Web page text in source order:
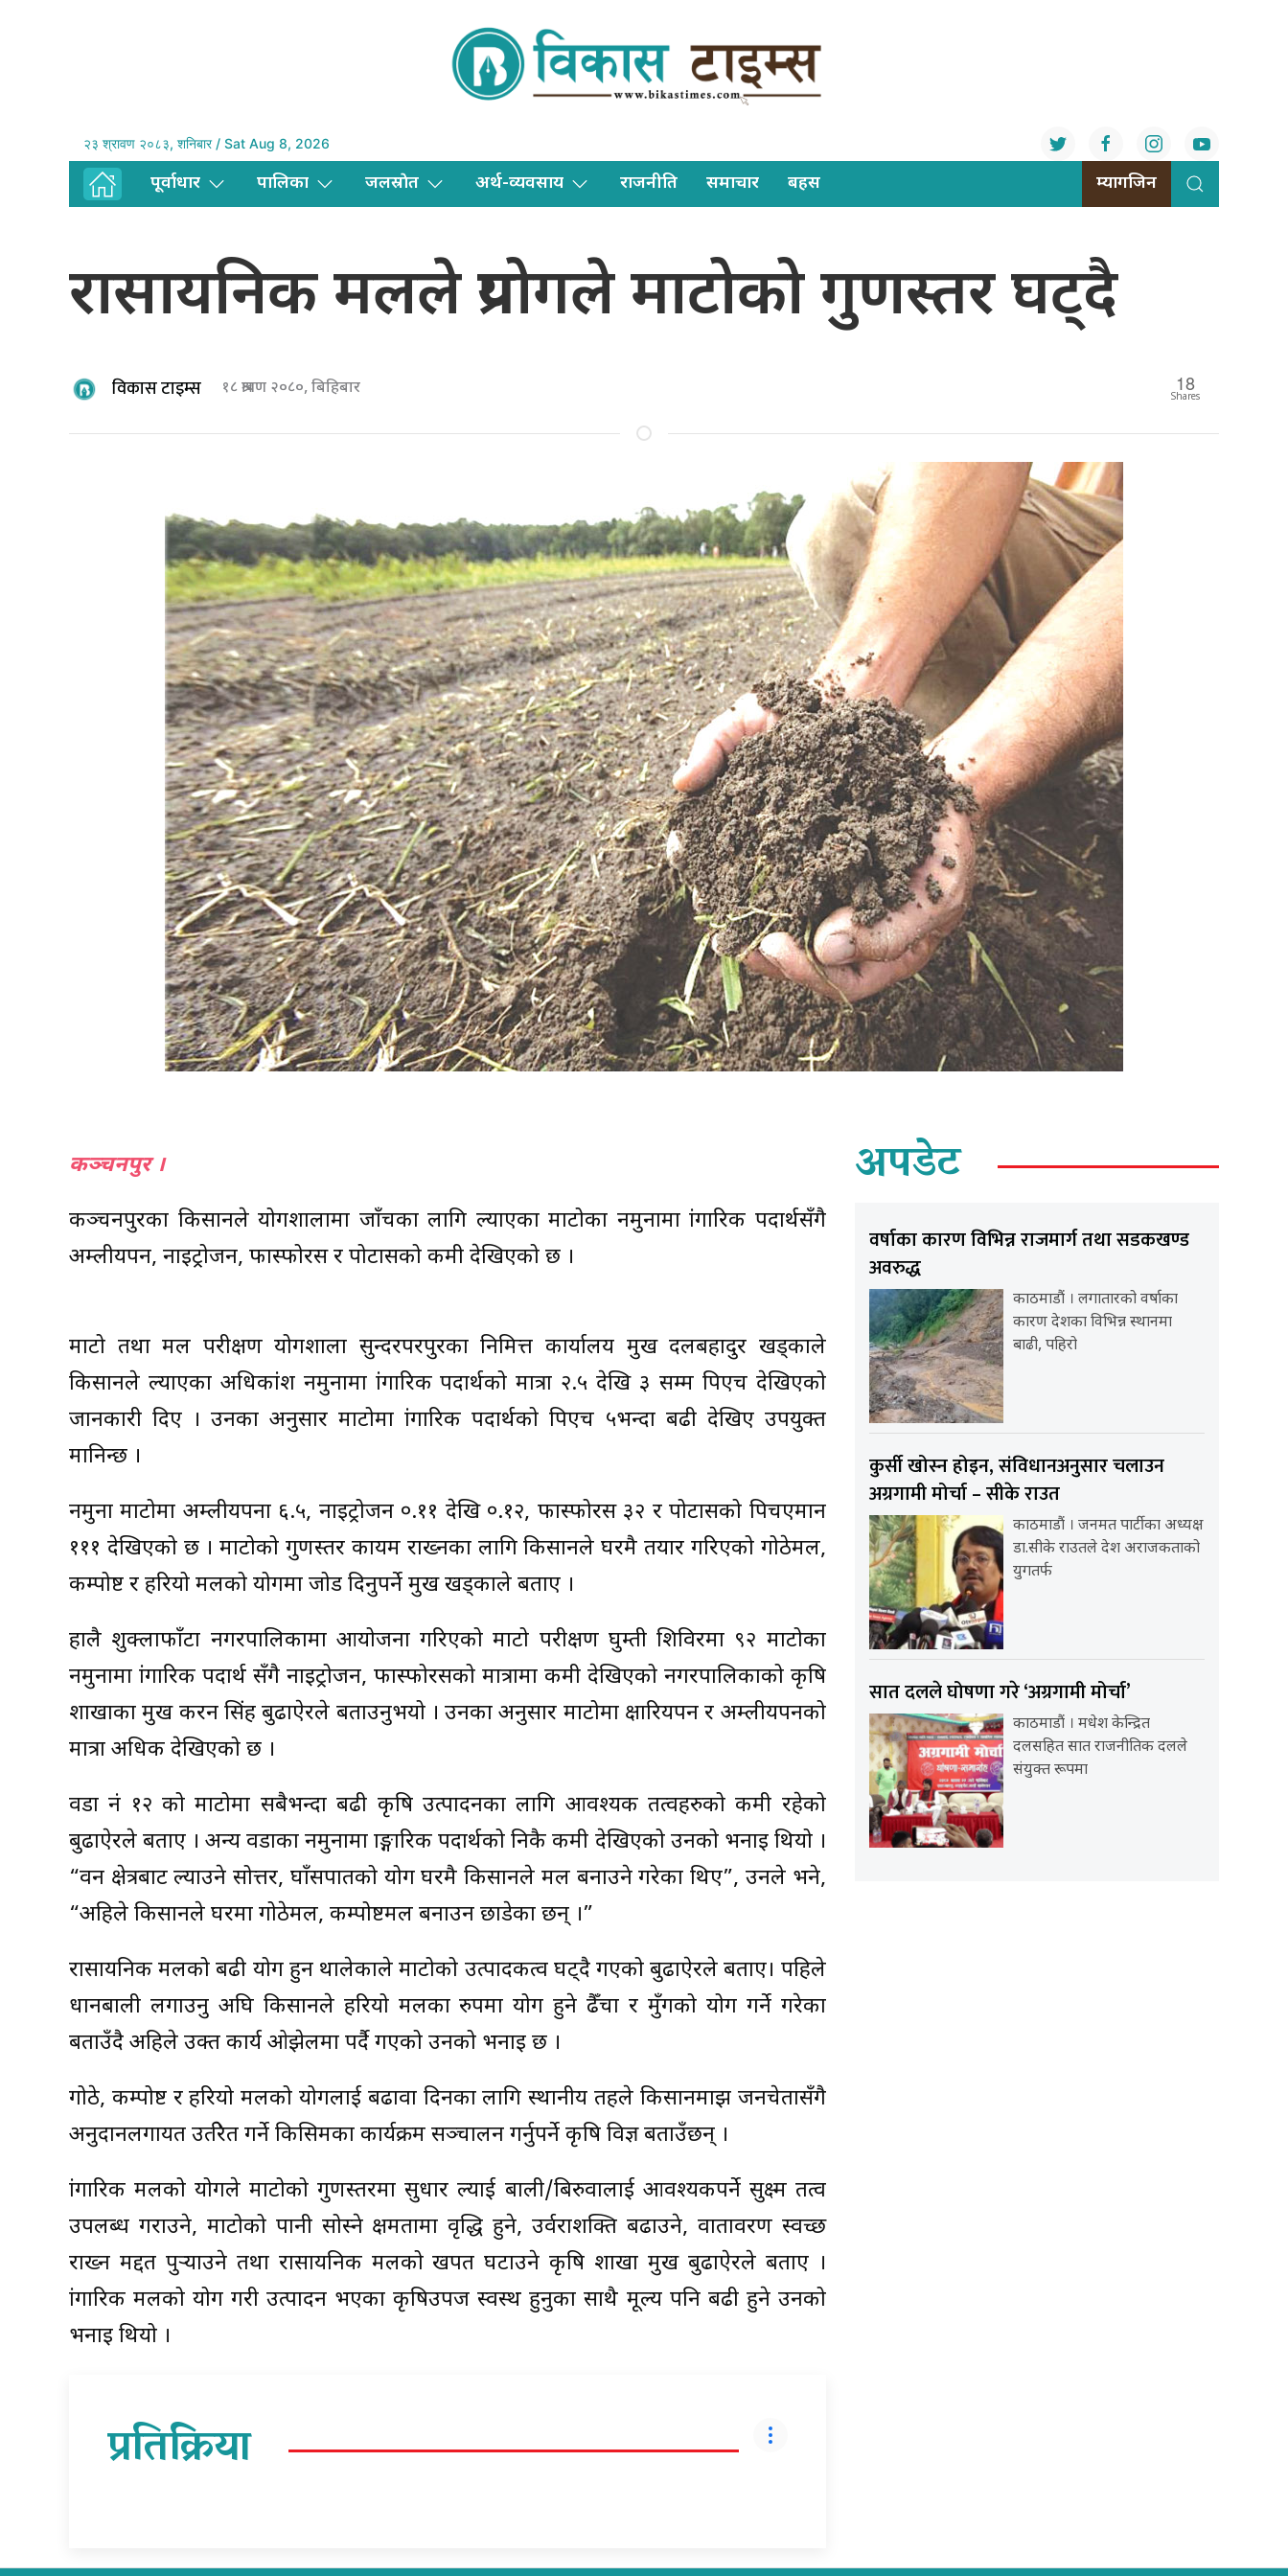
२३ श्रावण २०८३, शनिबार / Sat Aug 8, 2026
पूर्वाधार पालिका जलस्राेत अर्थ-व्यवसाय राजनीति समाचार बहस म्यागजिन
रासायनिक मलले प्रयोगले माटोको गुणस्तर घट्दै
विकास टाइम्स १८ श्रावण २०८०, बिहिबार 18
Shares
कञ्चनपुर ।
कञ्चनपुरका किसानले प्रयोगशालामा जाँचका लागि ल्याएका माटोका नमुनामा प्रांगारिक पदार्थसँगै
अम्लीयपन, नाइट्रोजन, फास्फोरस र पोटासको कमी देखिएको छ ।
माटो तथा मल परीक्षण प्रयोगशाला सुन्दरपरपुरका निमित्त कार्यालय प्रमुख दलबहादुर खड्काले
किसानले ल्याएका अधिकांश नमुनामा प्रांगारिक पदार्थको मात्रा २.५ देखि ३ सम्म पिएच देखिएको
जानकारी दिए । उनका अनुसार माटोमा प्रांगारिक पदार्थको पिएच ५भन्दा बढी देखिए उपयुक्त
मानिन्छ ।
नमुना माटोमा अम्लीयपना ६.५, नाइट्रोजन ०.११ देखि ०.१२, फास्फोरस ३२ र पोटासको पिचएमान
१११ देखिएको छ । माटोको गुणस्तर कायम राख्नका लागि किसानले घरमै तयार गरिएको गोठेमल,
कम्पोष्ट र हरियो मलको प्रयोगमा जोड दिनुपर्ने प्रमुख खड्काले बताए ।
हालै शुक्लाफाँटा नगरपालिकामा आयोजना गरिएको माटो परीक्षण घुम्ती शिविरमा ९२ माटोका
नमुनामा प्रांगारिक पदार्थ सँगै नाइट्रोजन, फास्फोरसको मात्रामा कमी देखिएको नगरपालिकाको कृषि
शाखाका प्रमुख करन सिंह बुढाऐरले बताउनुभयो । उनका अनुसार माटोमा क्षारियपन र अम्लीयपनको
मात्रा अधिक देखिएको छ ।
वडा नं १२ को माटोमा सबैभन्दा बढी कृषि उत्पादनका लागि आवश्यक तत्वहरुको कमी रहेको
बुढाऐरले बताए । अन्य वडाका नमुनामा प्राङ्गारिक पदार्थको निकै कमी देखिएको उनको भनाइ थियो ।
“वन क्षेत्रबाट ल्याउने सोत्तर, घाँसपातको प्रयोग घरमै किसानले मल बनाउने गरेका थिए”, उनले भने,
“अहिले किसानले घरमा गोठेमल, कम्पोष्टमल बनाउन छाडेका छन् ।”
रासायनिक मलको बढी प्रयोग हुन थालेकाले माटोको उत्पादकत्व घट्दै गएको बुढाऐरले बताए। पहिले
धानबाली लगाउनु अघि किसानले हरियो मलका रुपमा प्रयोग हुने ढैँचा र मुँगको प्रयोग गर्ने गरेका
बताउँदै अहिले उक्त कार्य ओझेलमा पर्दै गएको उनको भनाइ छ ।
गोठे, कम्पोष्ट र हरियो मलको प्रयोगलाई बढावा दिनका लागि स्थानीय तहले किसानमाझ जनचेतासँगै
अनुदानलगायत उत्प्रेरित गर्ने किसिमका कार्यक्रम सञ्चालन गर्नुपर्ने कृषि विज्ञ बताउँछन् ।
प्रांगारिक मलको प्रयोगले माटोको गुणस्तरमा सुधार ल्याई बाली/बिरुवालाई आवश्यकपर्ने सुक्ष्म तत्व
उपलब्ध गराउने, माटोको पानी सोस्ने क्षमतामा वृद्धि हुने, उर्वराशक्ति बढाउने, वातावरण स्वच्छ
राख्न मद्दत पुर्‍याउने तथा रासायनिक मलको खपत घटाउने कृषि शाखा प्रमुख बुढाऐरले बताए ।
प्रांगारिक मलको प्रयोग गरी उत्पादन भएका कृषिउपज स्वस्थ हुनुका साथै मूल्य पनि बढी हुने उनको
भनाइ थियो ।
प्रतिक्रिया
अपडेट
वर्षाका कारण विभिन्न राजमार्ग तथा सडकखण्ड
अवरुद्ध
काठमाडौं । लगातारको वर्षाका
कारण देशका विभिन्न स्थानमा
बाढी, पहिरो
कुर्सी खोस्न होइन, संविधानअनुसार चलाउन
अग्रगामी मोर्चा – सीके राउत
काठमाडौं । जनमत पार्टीका अध्यक्ष
डा.सीके राउतले देश अराजकताको
युगतर्फ
सात दलले घोषणा गरे ‘अग्रगामी मोर्चा’
काठमाडौं । मधेश केन्द्रित
दलसहित सात राजनीतिक दलले
संयुक्त रूपमा